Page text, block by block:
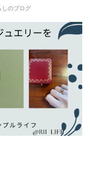
しのブログ